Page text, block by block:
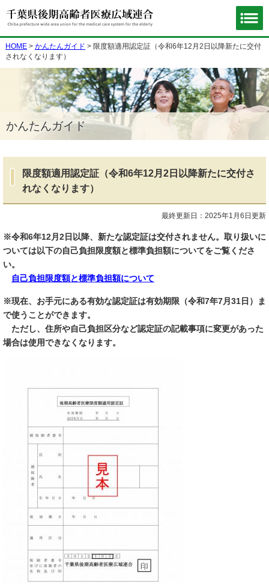
HOME > かんたんガイド > 限度額適用認定証（令和6年12月2日以降新たに交付
されなくなります）
かんたんガイド
限度額適用認定証（令和6年12月2日以降新たに交付さ
れなくなります）
最終更新日：2025年1月6日更新
※令和6年12月2日以降、新たな認定証は交付されません。取り扱いに
ついては以下の自己負担限度額と標準負担額についてをご覧くださ
い。
自己負担限度額と標準負担額について
※現在、お手元にある有効な認定証は有効期限（令和7年7月31日）ま
で使うことができます。
ただし、住所や自己負担区分など認定証の記載事項に変更があった
場合は使用できなくなります。​